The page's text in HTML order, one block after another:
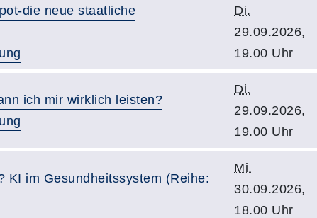
die neue staatliche
Di.
29.09.2026,
19.00 Uhr
ich mir wirklich leisten?
Di.
29.09.2026,
19.00 Uhr
KI im Gesundheitssystem (Reihe:
Mi.
30.09.2026,
18.00 Uhr